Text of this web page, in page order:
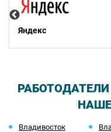
Яндекс
Владивосток